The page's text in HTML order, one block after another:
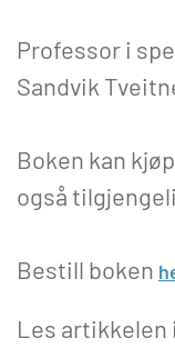
Professor i
Sandvik
Boken kan
også
Bestill boken
Les artikkelen